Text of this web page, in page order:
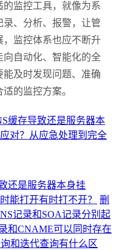
监控工具，就像为系
、分析、报警，让管
，监控体系也应不断升
自动化、智能化的全
及时发现问题、准确
的监控方案。
缓存导致还是服务器本
对？从应急处理到完全
还是服务器本身挂
能打开有时打不开？
删
NS记录和SOA记录分别起
和CNAME可以同时存在
和迭代查询有什么区